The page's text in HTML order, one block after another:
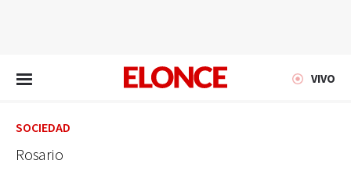
VIVO
SOCIEDAD
Rosario